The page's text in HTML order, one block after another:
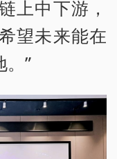
上中下游，
望未来能在
”